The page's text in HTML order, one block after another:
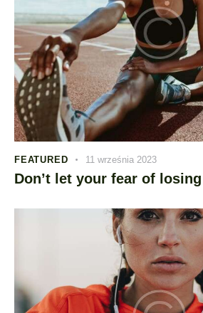
FEATURED 11 września 2023
Don’t let your fear of